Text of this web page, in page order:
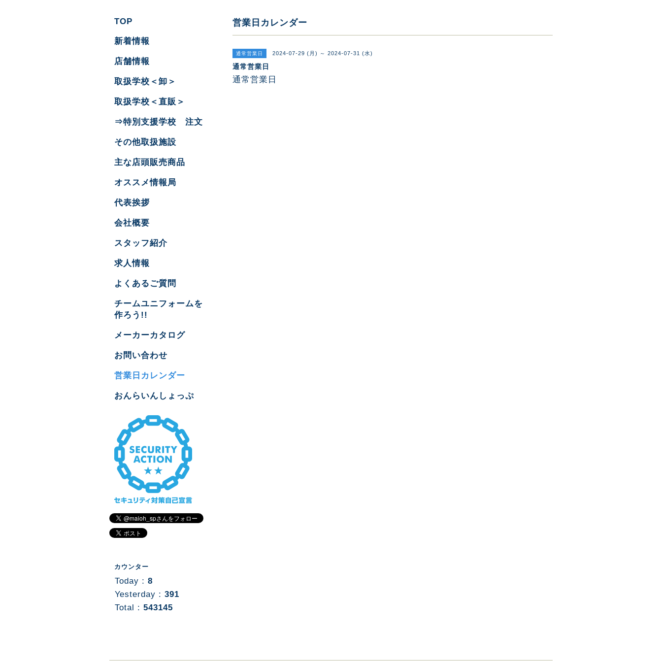
営業日カレンダー
通常営業日 2024-07-29 (月) ～ 2024-07-31 (水)
通常営業日
通常営業日
TOP
新着情報
店舗情報
取扱学校＜卸＞
取扱学校＜直販＞
⇒特別支援学校 注文
その他取扱施設
主な店頭販売商品
オススメ情報局
代表挨拶
会社概要
スタッフ紹介
求人情報
よくあるご質問
チームユニフォームを
作ろう!!
メーカーカタログ
お問い合わせ
営業日カレンダー
おんらいんしょっぷ
カウンター
Today : 8
Yesterday : 391
Total : 543145